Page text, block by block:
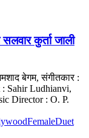
कुर्ता जाली
बेगम, संगीतकार :
: Sahir Ludhianvi,
Director : O. P.